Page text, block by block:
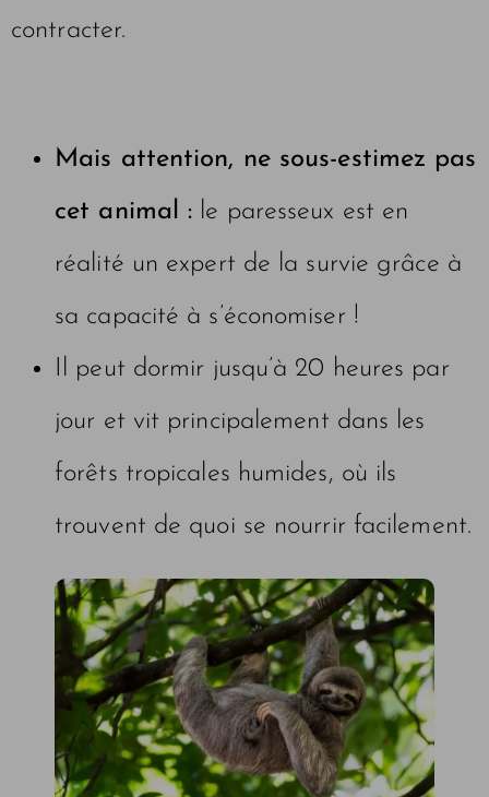
contracter.
Mais attention, ne sous-estimez pas
cet animal : le paresseux est en
réalité un expert de la survie grâce à
sa capacité à s’économiser !
Il peut dormir jusqu’à 20 heures par
jour et vit principalement dans les
forêts tropicales humides, où ils
trouvent de quoi se nourrir facilement.